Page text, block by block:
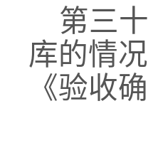
第三
库的情
《验收